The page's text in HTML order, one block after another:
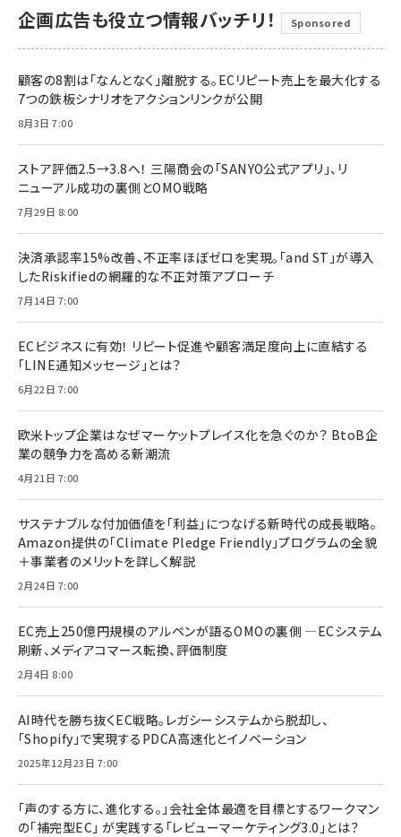
企画広告も役立つ情報バッチリ！ Sponsored
顧客の8割は「なんとなく」離脱する。ECリピート売上を最大化する
7つの鉄板シナリオをアクションリンクが公開
8月3日 7:00
ストア評価2.5→3.8へ！ 三陽商会の「SANYO公式アプリ」、リ
ニューアル成功の裏側とOMO戦略
7月29日 8:00
決済承認率15%改善、不正率ほぼゼロを実現。「and ST」が導入
したRiskifiedの網羅的な不正対策アプローチ
7月14日 7:00
ECビジネスに有効！ リピート促進や顧客満足度向上に直結する
「LINE通知メッセージ」とは？
6月22日 7:00
欧米トップ企業はなぜマーケットプレイス化を急ぐのか？ BtoB企
業の競争力を高める新潮流
4月21日 7:00
サステナブルな付加価値を「利益」につなげる新時代の成長戦略。
Amazon提供の「Climate Pledge Friendly」プログラムの全貌
＋事業者のメリットを詳しく解説
2月24日 7:00
EC売上250億円規模のアルペンが語るOMOの裏側 ―ECシステム
刷新、メディアコマース転換、評価制度
2月4日 8:00
AI時代を勝ち抜くEC戦略。レガシーシステムから脱却し、
「Shopify」で実現するPDCA高速化とイノベーション
2025年12月23日 7:00
「声のする方に、進化する。」会社全体最適を目標とするワークマン
の「補完型EC」 が実践する「レビューマーケティング3.0」とは？